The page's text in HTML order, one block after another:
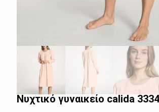
Νυχτικό γυναικείο calida